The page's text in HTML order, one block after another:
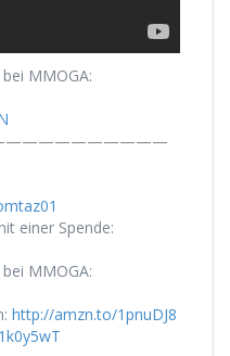
MMOGA:
einer Spende:
MMOGA:
http://amzn.to/1pnuDJ8